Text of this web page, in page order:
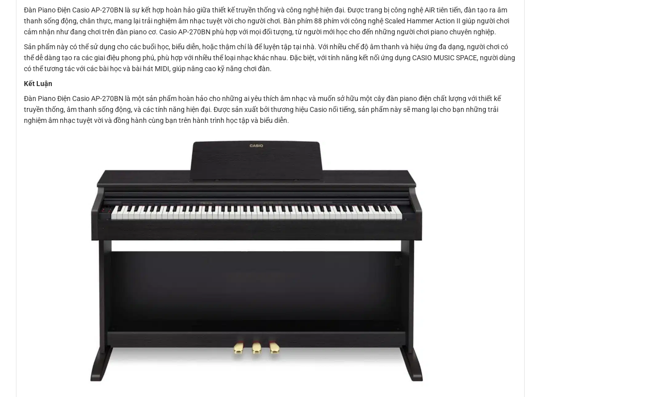
Đàn Piano Điện Casio AP-270BN là sự kết hợp hoàn hảo giữa thiết kế truyền thống và công nghệ hiện đại. Được trang bị công nghệ AiR tiên tiến, đàn tạo ra âm
thanh sống động, chân thực, mang lại trải nghiệm âm nhạc tuyệt vời cho người chơi. Bàn phím 88 phím với công nghệ Scaled Hammer Action II giúp người chơi
cảm nhận như đang chơi trên đàn piano cơ. Casio AP-270BN phù hợp với mọi đối tượng, từ người mới học cho đến những người chơi piano chuyên nghiệp.
Sản phẩm này có thể sử dụng cho các buổi học, biểu diễn, hoặc thậm chí là để luyện tập tại nhà. Với nhiều chế độ âm thanh và hiệu ứng đa dạng, người chơi có
thể dễ dàng tạo ra các giai điệu phong phú, phù hợp với nhiều thể loại nhạc khác nhau. Đặc biệt, với tính năng kết nối ứng dụng CASIO MUSIC SPACE, người dùng
có thể tương tác với các bài học và bài hát MIDI, giúp nâng cao kỹ năng chơi đàn.
Kết Luận
Đàn Piano Điện Casio AP-270BN là một sản phẩm hoàn hảo cho những ai yêu thích âm nhạc và muốn sở hữu một cây đàn piano điện chất lượng với thiết kế
truyền thống, âm thanh sống động, và các tính năng hiện đại. Được sản xuất bởi thương hiệu Casio nổi tiếng, sản phẩm này sẽ mang lại cho bạn những trải
nghiệm âm nhạc tuyệt vời và đồng hành cùng bạn trên hành trình học tập và biểu diễn.